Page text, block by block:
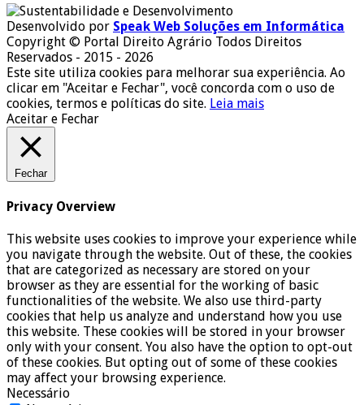
Desenvolvido por Speak Web Soluções em Informática
Copyright © Portal Direito Agrário Todos Direitos
Reservados - 2015 - 2026
Este site utiliza cookies para melhorar sua experiência. Ao
clicar em "Aceitar e Fechar", você concorda com o uso de
cookies, termos e políticas do site. Leia mais
Aceitar e Fechar
Fechar
Privacy Overview
This website uses cookies to improve your experience while
you navigate through the website. Out of these, the cookies
that are categorized as necessary are stored on your
browser as they are essential for the working of basic
functionalities of the website. We also use third-party
cookies that help us analyze and understand how you use
this website. These cookies will be stored in your browser
only with your consent. You also have the option to opt-out
of these cookies. But opting out of some of these cookies
may affect your browsing experience.
Necessário